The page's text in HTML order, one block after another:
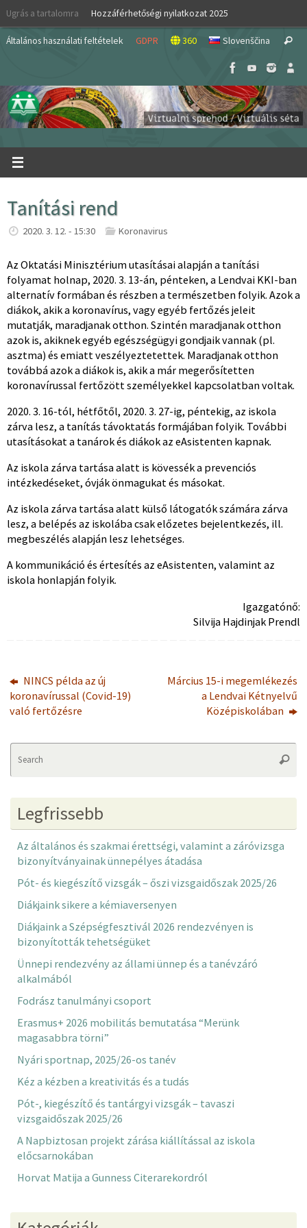
Skip
content
Ugrás a tartalomra Hozzáférhetőségi nyilatkozat 2025
Általános használati feltételek GDPR 360 Slovenščina Search
Tanítási rend
2020. 3. 12. - 15:30 Koronavirus
Az Oktatási Minisztérium utasításai alapján a tanítási
folyamat holnap, 2020. 3. 13-án, pénteken, a Lendvai KKI-ban
alternatív formában és részben a természetben folyik. Azok a
diákok, akik a koronavírus, vagy egyéb fertőzés jeleit
mutatják, maradjanak otthon. Szintén maradjanak otthon
azok is, akiknek egyéb egészségügyi gondjaik vannak (pl.
asztma) és emiatt veszélyeztetettek. Maradjanak otthon
továbbá azok a diákok is, akik a már megerősítetten
koronavírussal fertőzött személyekkel kapcsolatban voltak.
2020. 3. 16-tól, hétfőtől, 2020. 3. 27-ig, péntekig, az iskola
zárva lesz, a tanítás távoktatás formájában folyik. További
utasításokat a tanárok és diákok az eAsistenten kapnak.
Az iskola zárva tartása alatt is kövessék a prevenciós
intézkedéseket, óvják önmagukat és másokat.
Az iskola zárva tartása alatt külső látogatók számára zárva
lesz, a belépés az iskolába csak előzetes bejelentkezés, ill.
megbeszélés alapján lesz lehetséges.
A kommunikáció és értesítés az eAsistenten, valamint az
iskola honlapján folyik.
Igazgatónő:
Silvija Hajdinjak Prendl
NINCS példa az új
koronavírussal (Covid-19)
való fertőzésre
Március 15-i megemlékezés
a Lendvai Kétnyelvű
Középiskolában
Legfrissebb
Az általános és szakmai érettségi, valamint a záróvizsga
bizonyítványainak ünnepélyes átadása
Pót- és kiegészítő vizsgák – őszi vizsgaidőszak 2025/26
Diákjaink sikere a kémiaversenyen
Diákjaink a Szépségfesztivál 2026 rendezvényen is
bizonyították tehetségüket
Ünnepi rendezvény az állami ünnep és a tanévzáró
alkalmából
Fodrász tanulmányi csoport
Erasmus+ 2026 mobilitás bemutatása “Merünk
magasabbra törni”
Nyári sportnap, 2025/26-os tanév
Kéz a kézben a kreativitás és a tudás
Pót-, kiegészítő és tantárgyi vizsgák – tavaszi
vizsgaidőszak 2025/26
A Napbiztosan projekt zárása kiállítással az iskola
előcsarnokában
Horvat Matija a Gunness Citerarekordról